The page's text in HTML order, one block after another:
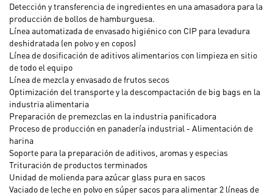
Detección y transferencia de ingredientes en una amasadora para la
producción de bollos de hamburguesa.
Línea automatizada de envasado higiénico con CIP para levadura
deshidratada (en polvo y en copos)
Línea de dosificación de aditivos alimentarios con limpieza en sitio
de todo el equipo
Línea de mezcla y envasado de frutos secos
Optimización del transporte y la descompactación de big bags en la
industria alimentaria
Preparación de premezclas en la industria panificadora
Proceso de producción en panadería industrial - Alimentación de
harina
Soporte para la preparación de aditivos, aromas y especias
Trituración de productos terminados
Unidad de molienda para azúcar glass pura en sacos
Vaciado de leche en polvo en súper sacos para alimentar 2 líneas de